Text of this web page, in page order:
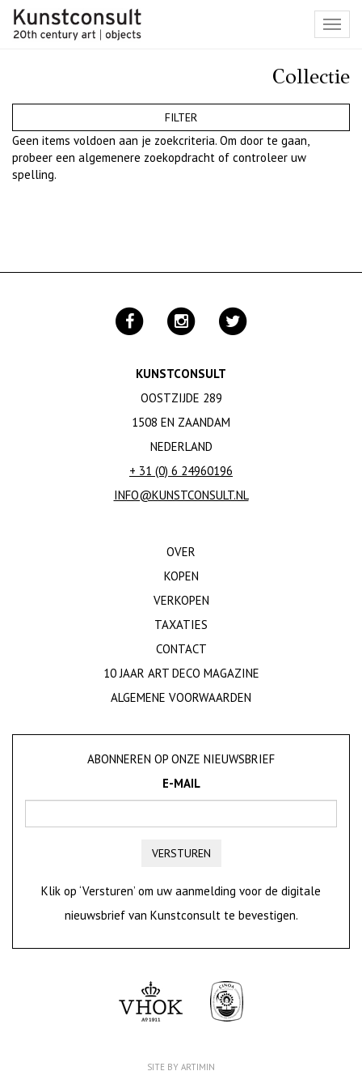
Collectie
FILTER
Geen items voldoen aan je zoekcriteria. Om door te gaan,
probeer een algemenere zoekopdracht of controleer uw
spelling.
KUNSTCONSULT
OOSTZIJDE 289
1508 EN ZAANDAM
NEDERLAND
+ 31 (0) 6 24960196
INFO@KUNSTCONSULT.NL
OVER
KOPEN
VERKOPEN
TAXATIES
CONTACT
10 JAAR ART DECO MAGAZINE
ALGEMENE VOORWAARDEN
ABONNEREN OP ONZE NIEUWSBRIEF
E-MAIL
VERSTUREN
Klik op ‘Versturen’ om uw aanmelding voor de digitale
nieuwsbrief van Kunstconsult te bevestigen.
SITE BY ARTIMIN